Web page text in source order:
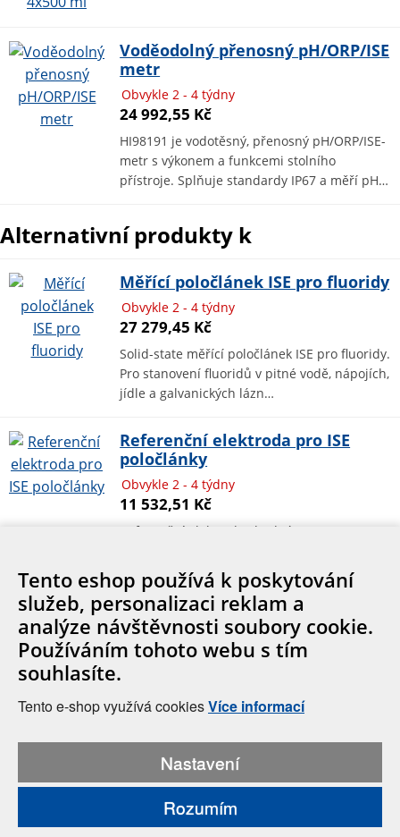
Rozumím
Nastavení
Tento eshop používá k poskytování
služeb, personalizaci reklam a
analýze návštěvnosti soubory cookie.
Používáním tohoto webu s tím
souhlasíte.
Tento e-shop využívá cookiesVíce informací
Voděodolný přenosný pH/ORP/ISE
metr
Obvykle 2 - 4 týdny
24 992,55 Kč
HI98191 je vodotěsný, přenosný pH/ORP/ISE-
metr s výkonem a funkcemi stolního
přístroje. Splňuje standardy IP67 a měří pH…
Alternativní produkty k
Měřící poločlánek ISE pro fluoridy
Obvykle 2 - 4 týdny
27 279,45 Kč
Solid-state měřící poločlánek ISE pro fluoridy.
Pro stanovení fluoridů v pitné vodě, nápojích,
jídle a galvanických lázn…
Referenční elektroda pro ISE
poločlánky
Obvykle 2 - 4 týdny
11 532,51 Kč
Referenční elektroda vhodná pro pH a ISE
titrací. Konstrukce: Ag/AgCl v gelovém el…
Cookies
Praha 4
IČ: 27202330, e-mail: info@hanna-instruments.cz